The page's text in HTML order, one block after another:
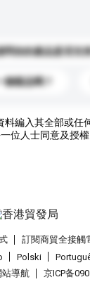
問你的產品是否支
樣品嗎？
料編入其全部或
位人士同意及授
訂閱商貿全接觸
Polski
站導航 京ICP备